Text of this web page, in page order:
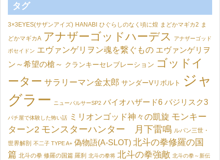
タグ
3×3EYES(サザンアイズ) HANABI ひぐらしのなく頃に煌 まどかマギカ2 ま
どかマギカA アナザーゴッドハーデス アナザーゴッド
ポセイドン エヴァンゲリヲン魂を繋ぐもの エヴァンゲリヲ
ン～希望の槍～ クランキーセレブレーション ゴッドイ
ーター サラリーマン金太郎 サンダーVリボルト
ジャ
グラー
ニューパルサーSP2 バイオハザード6 バジリスク3
パチ屋で体験した怖い話 ミリオンゴッド神々の凱旋 モンキー
ターン2 モンスターハンター 月下雷鳴 ルパン三世・
世界解剖 不二子 TYPE A+ 偽物語(A-SLOT) 北斗の拳修羅の国
篇 北斗の拳 修羅の国篇 羅刹 北斗の拳将 北斗の拳強敵 北斗の拳～新伝